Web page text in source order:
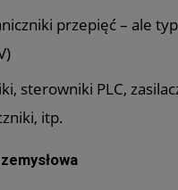
przepięć – ale
sterowniki PLC,
itp.